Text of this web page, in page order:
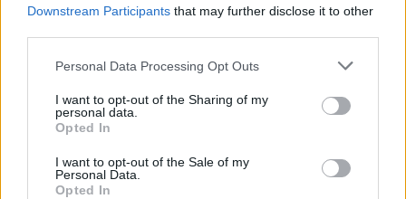
Downstream Participants that may further disclose it to other
Personal Data Processing Opt Outs
I want to opt-out of the Sharing of my
personal data.
Opted In
I want to opt-out of the Sale of my
Personal Data.
Opted In
8/08/2026